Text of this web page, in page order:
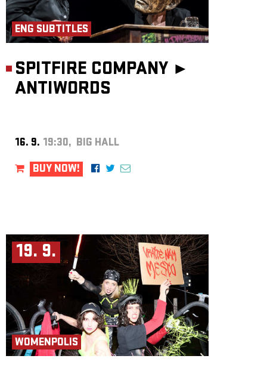
ENG SUBTITLES
SPITFIRE COMPANY ►
ANTIWORDS
16. 9. 19:30, BIG HALL
BUY NOW!
19. 9.
WOMENPOLIS